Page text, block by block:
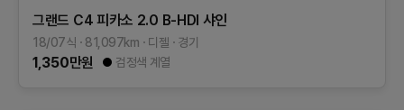
그랜드 C4 피카소 2.0 B-HDI 샤인
18/07식 81,097km 디젤 경기
1,350만원 검정색 계열